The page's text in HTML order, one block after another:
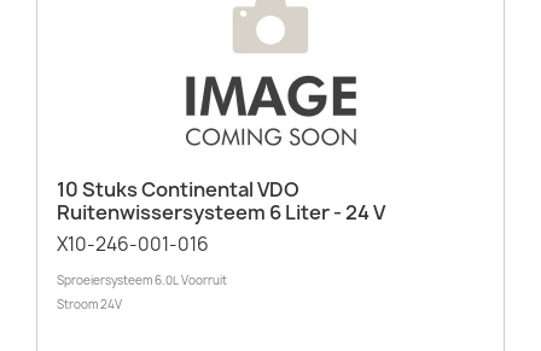
10 Stuks Continental VDO
Ruitenwissersysteem 6 Liter - 24 V
X10-246-001-016
Sproeiersysteem 6.0L Voorruit
Stroom 24V